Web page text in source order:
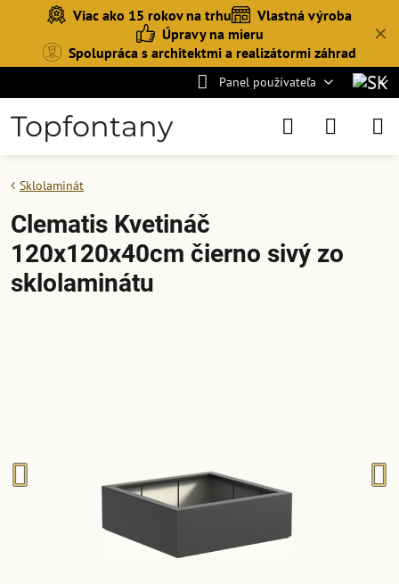
✕
Viac ako 15 rokov na trhu
Vlastná výroba
Úpravy na mieru
Spolupráca s architektmi a realizátormi záhrad
Panel používateľa
Topfontany
Sklolaminát
Clematis Kvetináč
120x120x40cm čierno sivý zo
sklolaminátu